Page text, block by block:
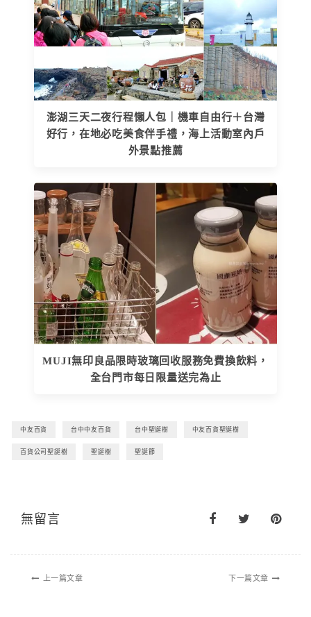
澎湖三天二夜行程懶人包｜機車自由行＋台灣
好行，在地必吃美食伴手禮，海上活動室內戶
外景點推薦
MUJI無印良品限時玻璃回收服務免費換飲料，
全台門市每日限量送完為止
中友百貨 台中中友百貨 台中聖誕樹 中友百貨聖誕樹
百貨公司聖誕樹 聖誕樹 聖誕節
無留言
上一篇文章 下一篇文章